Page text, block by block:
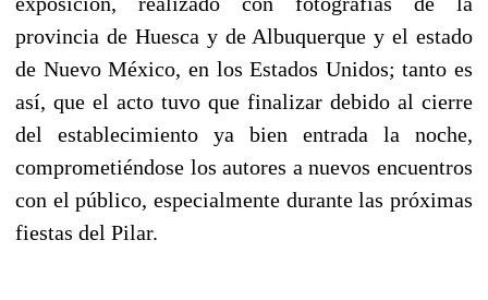
provincia de Huesca y de Albuquerque y el estado
de Nuevo México, en los Estados Unidos; tanto es
así, que el acto tuvo que finalizar debido al cierre
del establecimiento ya bien entrada la noche,
comprometiéndose los autores a nuevos encuentros
con el público, especialmente durante las próximas
fiestas del Pilar.